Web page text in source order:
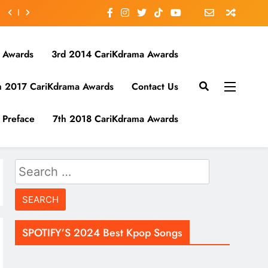
3rd 2014 CariKdrama Awards
2017 CariKdrama Awards Contact Us
Preface 7th 2018 CariKdrama Awards
Search
for:
SPOTIFY’S 2024 Best Kpop Songs